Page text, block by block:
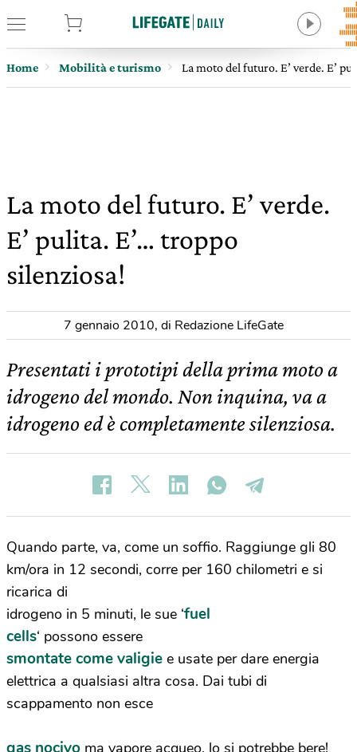
Home Mobilità e turismo La moto del futuro. E’ verde. E’
La moto del futuro. E’ verde.
E’ pulita. E’… troppo
silenziosa!
7 gennaio 2010, di Redazione LifeGate
Presentati i prototipi della prima moto a
idrogeno del mondo. Non inquina, va a
idrogeno ed è completamente silenziosa.
Quando parte, va, come un soffio. Raggiunge gli 80
km/ora in 12 secondi, corre per 160 chilometri e si
ricarica di
idrogeno in 5 minuti, le sue ‘fuel
cells‘ possono essere
smontate come valigie e usate per dare energia
elettrica a qualsiasi altra cosa. Dai tubi di
scappamento non esce
ma vapore acqueo, lo si potrebbe bere!